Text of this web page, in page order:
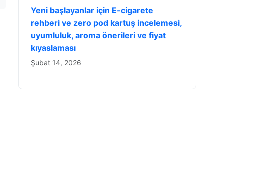
Yeni başlayanlar için E-cigarete
rehberi ve zero pod kartuş incelemesi,
uyumluluk, aroma önerileri ve fiyat
kıyaslaması
Şubat 14, 2026